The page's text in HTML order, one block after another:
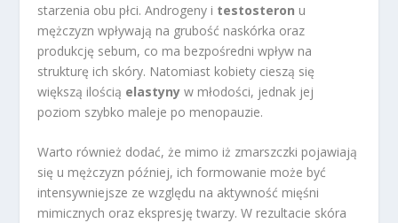
starzenia obu płci. Androgeny i testosteron u
mężczyzn wpływają na grubość naskórka oraz
produkcję sebum, co ma bezpośredni wpływ na
strukturę ich skóry. Natomiast kobiety cieszą się
większą ilością elastyny w młodości, jednak jej
poziom szybko maleje po menopauzie.
Warto również dodać, że mimo iż zmarszczki pojawiają
się u mężczyzn później, ich formowanie może być
intensywniejsze ze względu na aktywność mięśni
mimicznych oraz ekspresję twarzy. W rezultacie skóra